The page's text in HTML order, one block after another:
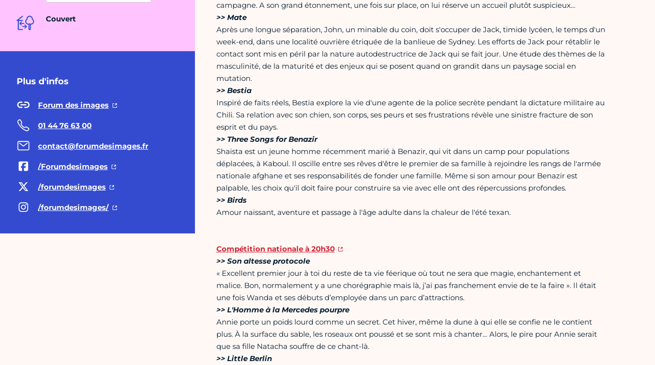
Couvert
Plus d'infos
Forum des images
01 44 76 63 00
contact@forumdesimages.fr
/Forumdesimages
/forumdesimages
/forumdesimages/
campagne. A son grand étonnement, une fois sur place, on lui réserve un accueil plutôt suspicieux…
>> Mate
Après une longue séparation, John, un minable du coin, doit s'occuper de Jack, timide lycéen, le temps d'un
week-end, dans une localité ouvrière étriquée de la banlieue de Sydney. Les efforts de Jack pour rétablir le
contact sont mis en péril par la nature autodestructrice de Jack qui se fait jour. Une étude des thèmes de la
masculinité, de la maturité et des enjeux qui se posent quand on grandit dans un paysage social en
mutation.
>> Bestia
Inspiré de faits réels, Bestia explore la vie d'une agente de la police secrète pendant la dictature militaire au
Chili. Sa relation avec son chien, son corps, ses peurs et ses frustrations révèle une sinistre fracture de son
esprit et du pays.
>> Three Songs for Benazir
Shaista est un jeune homme récemment marié à Benazir, qui vit dans un camp pour populations
déplacées, à Kaboul. Il oscille entre ses rêves d'être le premier de sa famille à rejoindre les rangs de l'armée
nationale afghane et ses responsabilités de fonder une famille. Même si son amour pour Benazir est
palpable, les choix qu'il doit faire pour construire sa vie avec elle ont des répercussions profondes.
>> Birds
Amour naissant, aventure et passage à l'âge adulte dans la chaleur de l'été texan.
Compétition nationale à 20h30
>> Son altesse protocole
« Excellent premier jour à toi du reste de ta vie féerique où tout ne sera que magie, enchantement et
malice. Bon, normalement y a une chorégraphie mais là, j’ai pas franchement envie de te la faire ». Il était
une fois Wanda et ses débuts d’employée dans un parc d’attractions.
>> L'Homme à la Mercedes pourpre
Annie porte un poids lourd comme un secret. Cet hiver, même la dune à qui elle se confie ne le contient
plus. À la surface du sable, les roseaux ont poussé et se sont mis à chanter… Alors, le pire pour Annie serait
que sa fille Natacha souffre de ce chant-là.
>> Little Berlin